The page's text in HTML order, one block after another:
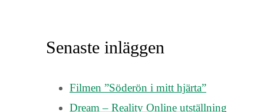
Senaste inläggen
Filmen ”Söderön i mitt hjärta”
Dream – Reality Online utställning